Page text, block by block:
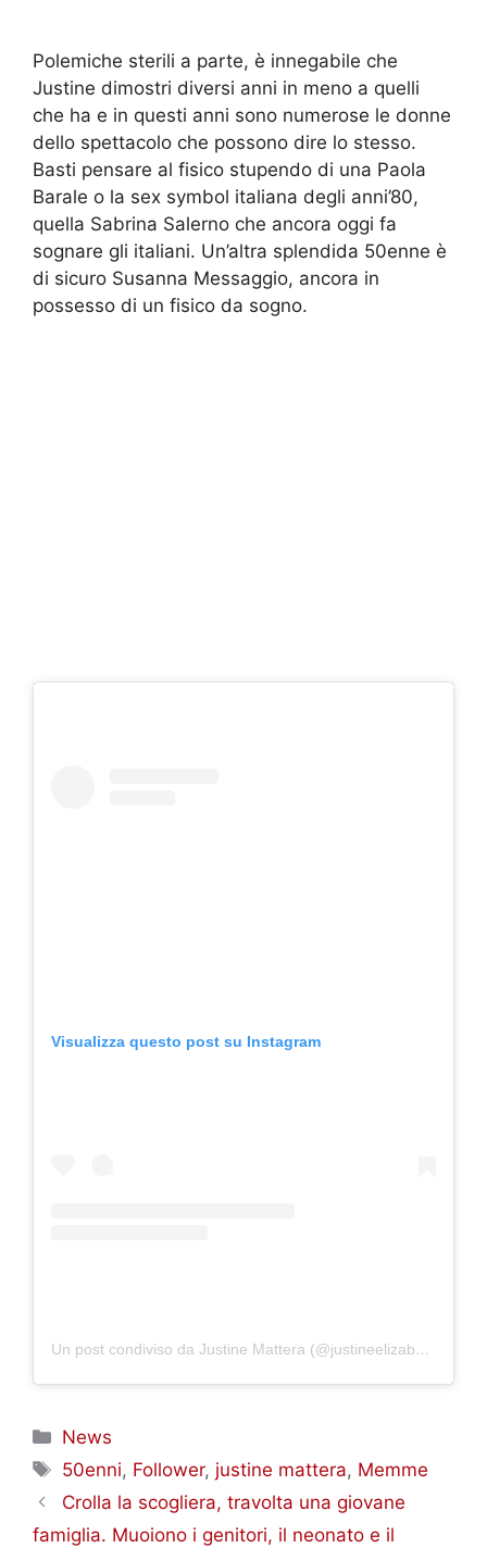
Polemiche sterili a parte, è innegabile che
Justine dimostri diversi anni in meno a quelli
che ha e in questi anni sono numerose le donne
dello spettacolo che possono dire lo stesso.
Basti pensare al fisico stupendo di una Paola
Barale o la sex symbol italiana degli anni’80,
quella Sabrina Salerno che ancora oggi fa
sognare gli italiani. Un’altra splendida 50enne è
di sicuro Susanna Messaggio, ancora in
possesso di un fisico da sogno.
Visualizza questo post su Instagram
Un post condiviso da Justine Mattera (@justineelizabethmattera)
Categorie
News
Tag
50enni, Follower, justine mattera, Memme
Crolla la scogliera, travolta una giovane
famiglia. Muoiono i genitori, il neonato e il